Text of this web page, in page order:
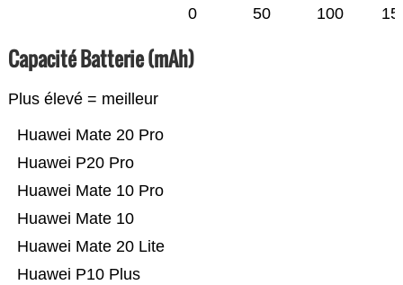
0 50 100
Capacité Batterie (mAh)
Plus élevé = meilleur
Huawei P10 Plus
Huawei Mate 20 Lite
Huawei Mate 10
Huawei Mate 10 Pro
Huawei P20 Pro
Huawei Mate 20 Pro